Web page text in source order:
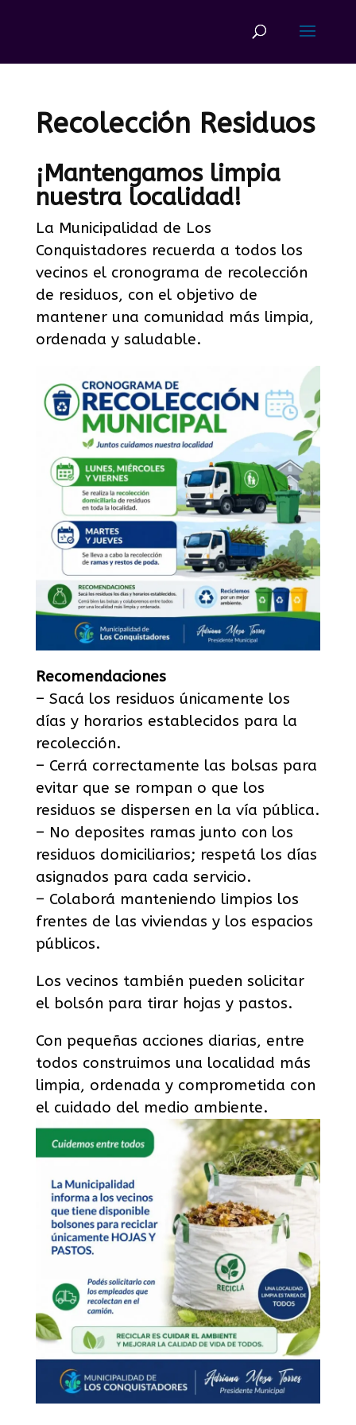
Recolección Residuos
¡Mantengamos limpia
nuestra localidad!
La Municipalidad de Los
Conquistadores recuerda a todos los
vecinos el cronograma de recolección
de residuos, con el objetivo de
mantener una comunidad más limpia,
ordenada y saludable.
Recomendaciones
– Sacá los residuos únicamente los
días y horarios establecidos para la
recolección.
– Cerrá correctamente las bolsas para
evitar que se rompan o que los
residuos se dispersen en la vía pública.
– No deposites ramas junto con los
residuos domiciliarios; respetá los días
asignados para cada servicio.
– Colaborá manteniendo limpios los
frentes de las viviendas y los espacios
públicos.
Los vecinos también pueden solicitar
el bolsón para tirar hojas y pastos.
Con pequeñas acciones diarias, entre
todos construimos una localidad más
limpia, ordenada y comprometida con
el cuidado del medio ambiente.